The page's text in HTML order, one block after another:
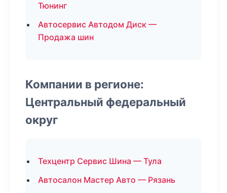
Тюнинг
Автосервис Автодом Диск —
Продажа шин
Компании в регионе:
Центральный федеральный
округ
Техцентр Сервис Шина — Тула
Автосалон Мастер Авто — Рязань